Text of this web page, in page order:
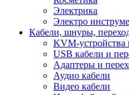
Электрика
Электро
Кабели, шнуры,
KVM-устройства
USB кабели и
Адаптеры и
Аудио кабели
Видео кабели